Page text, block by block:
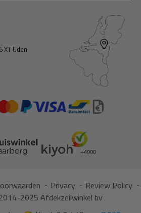
XT Uden
Privacy
Review Policy
2025 Afdekzeilwinkel bv